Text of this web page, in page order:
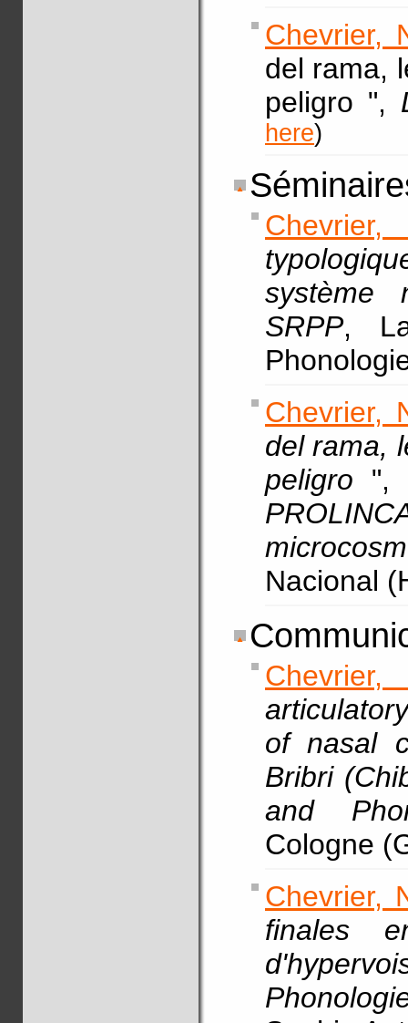
Chevrier,
del rama,
peligro ",
here)
système
SRPP,
Chevrier,
del rama,
peligro ",
Nacional
Chevrier,
of nasal
Bribri
and
Cologne
Chevrier,
finales